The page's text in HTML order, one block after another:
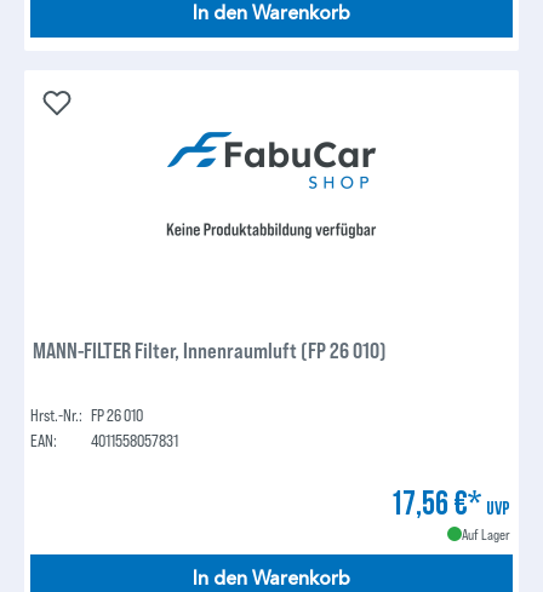
In den Warenkorb
MANN-FILTER Filter, Innenraumluft (FP 26 010)
Hrst.-Nr.: FP 26 010
EAN:
4011558057831
17,56 €* UVP
Auf Lager
In den Warenkorb